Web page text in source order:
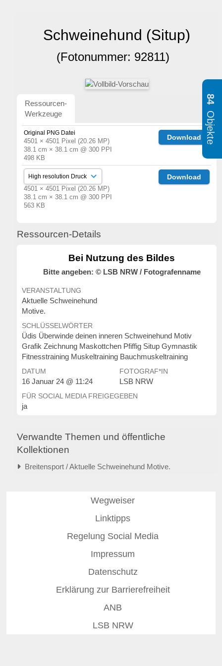
Schweinehund (Situp)
(Fotonummer: 92811)
Ressourcen-
Werkzeuge
Original PNG Datei
4501 × 4501 Pixel (20.26 MP)
38.1 cm × 38.1 cm @ 300 PPI
498 KB
Download
4501 × 4501 Pixel (20.26 MP)
38.1 cm × 38.1 cm @ 300 PPI
563 KB
Download
Ressourcen-Details
Bei Nutzung des Bildes
Bitte angeben: © LSB NRW / Fotografenname
VERANSTALTUNG
Aktuelle Schweinehund
Motive.
SCHLÜSSELWÖRTER
Üdis Überwinde deinen inneren Schweinehund Motiv
Grafik Zeichnung Maskottchen Pfiffig Situp Gymnastik
Fitnesstraining Muskeltraining Bauchmuskeltraining
DATUM
16 Januar 24 @ 11:24
FOTOGRAF*IN
LSB NRW
FÜR SOCIAL MEDIA FREIGEGEBEN
ja
Verwandte Themen und öffentliche
Kollektionen
Breitensport / Aktuelle Schweinehund Motive.
Wegweiser
Linktipps
Regelung Social Media
Impressum
Datenschutz
Erklärung zur Barrierefreiheit
ANB
LSB NRW
84
Objekte